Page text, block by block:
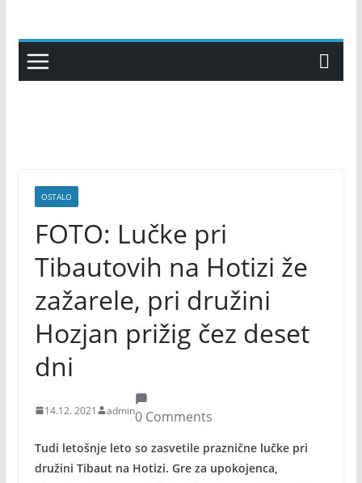
content
OSTALO
FOTO: Lučke pri
Tibautovih na Hotizi že
zažarele, pri družini
Hozjan prižig čez deset
dni
14.12. 2021 admin0 Comments
Tudi letošnje leto so zasvetile praznične lučke pri
družini Tibaut na Hotizi. Gre za upokojenca,